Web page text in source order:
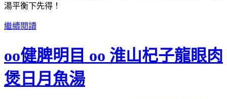
湯平衡下先得！
繼續閱讀
oo健脾明目 oo 淮山杞子龍眼肉
煲日月魚湯